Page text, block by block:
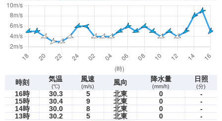
時刻 気温
(℃)
風速
(m/s) 風向 降水量
(mm/h)
日照
(分)
16時 30.3 5 北東 0
-
15時
30.4 9 北東 0
-
14時
30.0 8 北東 0
-
13時
30.2 5 北東 0 -